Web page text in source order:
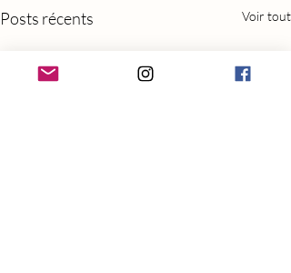
Posts récents Voir tout